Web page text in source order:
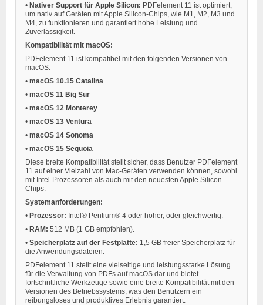
• Nativer Support für Apple Silicon: PDFelement 11 ist optimiert,
um nativ auf Geräten mit Apple Silicon-Chips, wie M1, M2, M3 und
M4, zu funktionieren und garantiert hohe Leistung und
Zuverlässigkeit.
Kompatibilität mit macOS:
PDFelement 11 ist kompatibel mit den folgenden Versionen von
macOS:
• macOS 10.15 Catalina
• macOS 11 Big Sur
• macOS 12 Monterey
• macOS 13 Ventura
• macOS 14 Sonoma
• macOS 15 Sequoia
Diese breite Kompatibilität stellt sicher, dass Benutzer PDFelement
11 auf einer Vielzahl von Mac-Geräten verwenden können, sowohl
mit Intel-Prozessoren als auch mit den neuesten Apple Silicon-
Chips.
Systemanforderungen:
• Prozessor: Intel® Pentium® 4 oder höher, oder gleichwertig.
• RAM: 512 MB (1 GB empfohlen).
• Speicherplatz auf der Festplatte: 1,5 GB freier Speicherplatz für
die Anwendungsdateien.
PDFelement 11 stellt eine vielseitige und leistungsstarke Lösung
für die Verwaltung von PDFs auf macOS dar und bietet
fortschrittliche Werkzeuge sowie eine breite Kompatibilität mit den
Versionen des Betriebssystems, was den Benutzern ein
reibungsloses und produktives Erlebnis garantiert.